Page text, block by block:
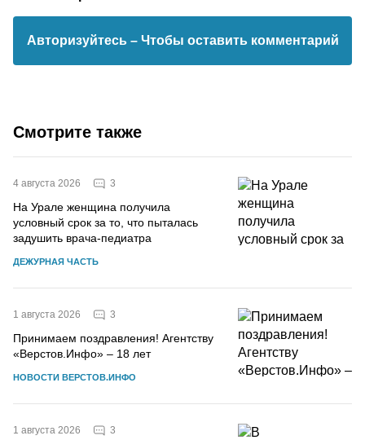
Авторизуйтесь – Чтобы оставить комментарий
Смотрите также
4 августа 2026 3
На Урале женщина получила
условный срок за то, что пыталась
задушить врача-педиатра
ДЕЖУРНАЯ ЧАСТЬ
1 августа 2026 3
Принимаем поздравления! Агентству
«Верстов.Инфо» – 18 лет
НОВОСТИ ВЕРСТОВ.ИНФО
1 августа 2026 3